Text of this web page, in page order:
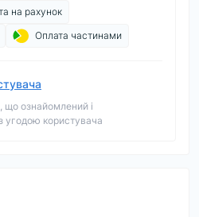
на рахунок
Оплата частинами
що ознайомлений і
угодою користувача